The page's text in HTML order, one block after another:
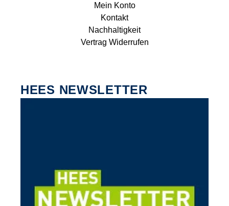
Mein Konto
Kontakt
Nachhaltigkeit
Vertrag Widerrufen
HEES NEWSLETTER